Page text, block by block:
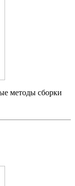
методы сборки